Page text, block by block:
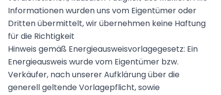
Informationen wurden uns vom Eigentümer oder
Dritten übermittelt, wir übernehmen keine Haftung
für die Richtigkeit
Hinweis gemäß Energieausweisvorlagegesetz: Ein
Energieausweis wurde vom Eigentümer bzw.
Verkäufer, nach unserer Aufklärung über die
generell geltende Vorlagepflicht, sowie